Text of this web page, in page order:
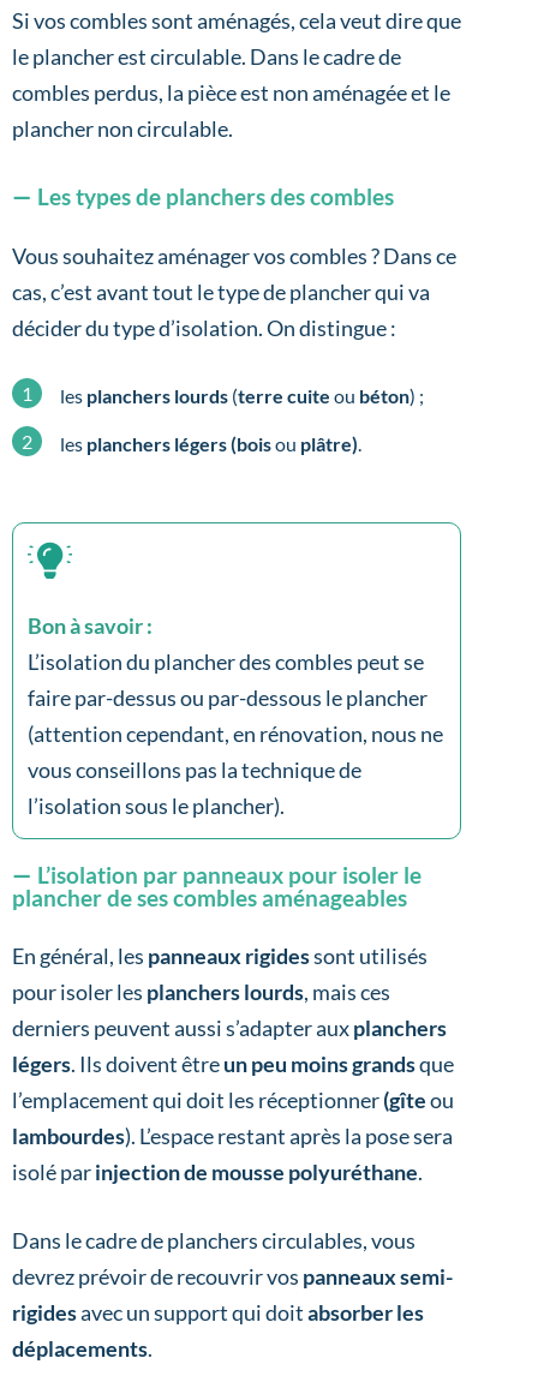
Si vos combles sont aménagés, cela veut dire que
le plancher est circulable. Dans le cadre de
combles perdus, la pièce est non aménagée et le
plancher non circulable.
Les types de planchers des combles
Vous souhaitez aménager vos combles ? Dans ce
cas, c’est avant tout le type de plancher qui va
décider du type d’isolation. On distingue :
les planchers lourds (terre cuite ou béton) ;
les planchers légers (boisou plâtre).
Bon à savoir :
L’isolation du plancher des combles peut se
faire par-dessus ou par-dessous le plancher
(attention cependant, en rénovation, nous ne
vous conseillons pas la technique de
l’isolation sous le plancher).
L’isolation par panneaux pour isoler le
plancher de ses combles aménageables
En général, les panneaux rigidessont utilisés
pour isoler les planchers lourds, mais ces
derniers peuvent aussi s’adapter auxplanchers
légers. Ils doivent êtreun peu moins grandsque
l’emplacement qui doit les réceptionner(gîteou
lambourdes). L’espace restant après la pose sera
isolé parinjection de mousse polyuréthane.
Dans le cadre de planchers circulables, vous
devrez prévoir de recouvrir vos panneaux semi-
rigidesavec un support qui doitabsorber les
déplacements.